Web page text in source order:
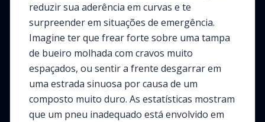
reduzir sua aderência em curvas e te
surpreender em situações de emergência.
Imagine ter que frear forte sobre uma tampa
de bueiro molhada com cravos muito
espaçados, ou sentir a frente desgarrar em
uma estrada sinuosa por causa de um
composto muito duro. As estatísticas mostram
que um pneu inadequado está envolvido em